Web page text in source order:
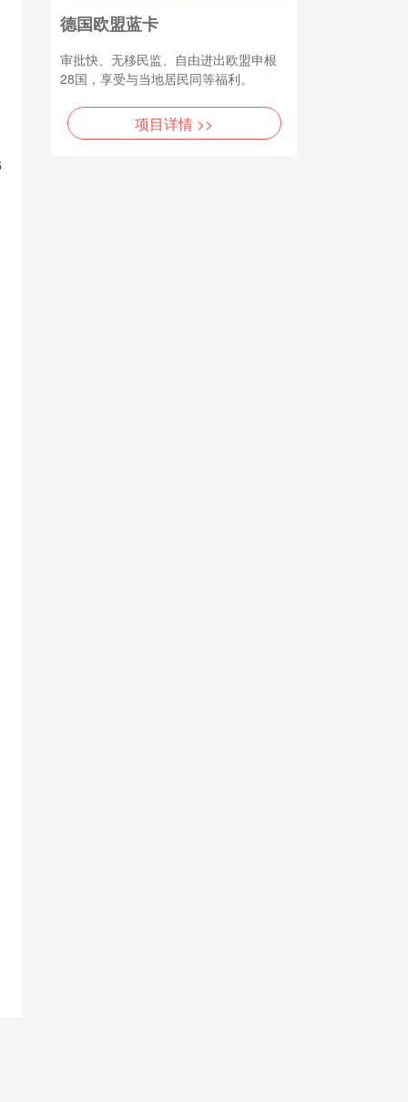
德国欧盟蓝卡
审批快、无移民监、自由进出欧盟申根
28国，享受与当地居民同等福利。
项目详情 >>